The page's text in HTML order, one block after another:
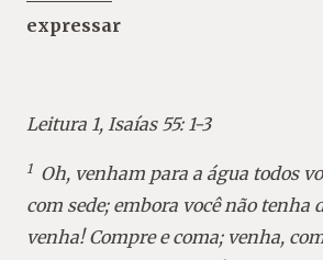
expressar
Leitura 1, Isaías 55: 1-3
1Oh, venham para a água todos
com sede; embora você não tenha
venha! Compre e coma; venha,